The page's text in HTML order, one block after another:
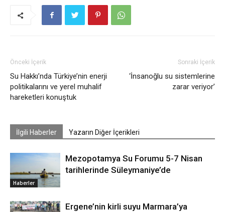
Önceki İçerik
Su Hakkı’nda Türkiye’nin enerji
politikalarını ve yerel muhalif
hareketleri konuştuk
Sonraki İçerik
‘İnsanoğlu su sistemlerine
zarar veriyor’
İlgili Haberler Yazarın Diğer İçerikleri
Haberler
Mezopotamya Su Forumu 5-7 Nisan
tarihlerinde Süleymaniye’de
Ergene’nin kirli suyu Marmara’ya